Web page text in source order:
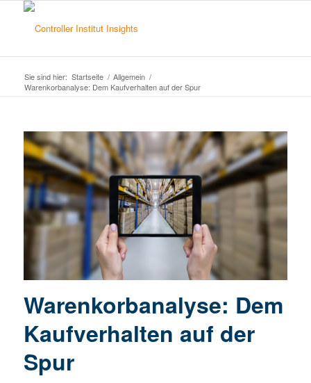
Sie sind hier: Startseite / Allgemein /
Warenkorbanalyse: Dem Kaufverhalten auf der Spur
Warenkorbanalyse: Dem
Kaufverhalten auf der
Spur